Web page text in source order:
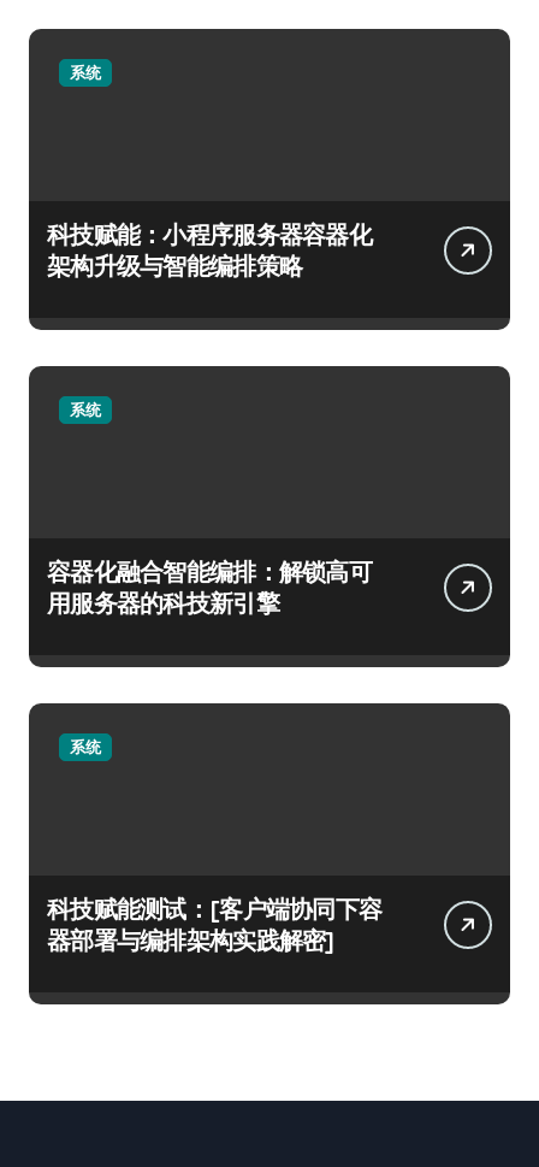
系统
科技赋能：小程序服务器容器化
架构升级与智能编排策略
系统
容器化融合智能编排：解锁高可
用服务器的科技新引擎
系统
科技赋能测试：[客户端协同下容
器部署与编排架构实践解密]